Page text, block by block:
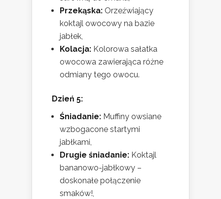
Przekąska: Orzeźwiający
koktajl owocowy na bazie
jabłek,
Kolacja: Kolorowa sałatka
owocowa zawierająca różne
odmiany tego owocu.
Dzień 5:
Śniadanie: Muffiny owsiane
wzbogacone startymi
jabłkami,
Drugie śniadanie: Koktajl
bananowo-jabłkowy –
doskonałe połączenie
smaków!,